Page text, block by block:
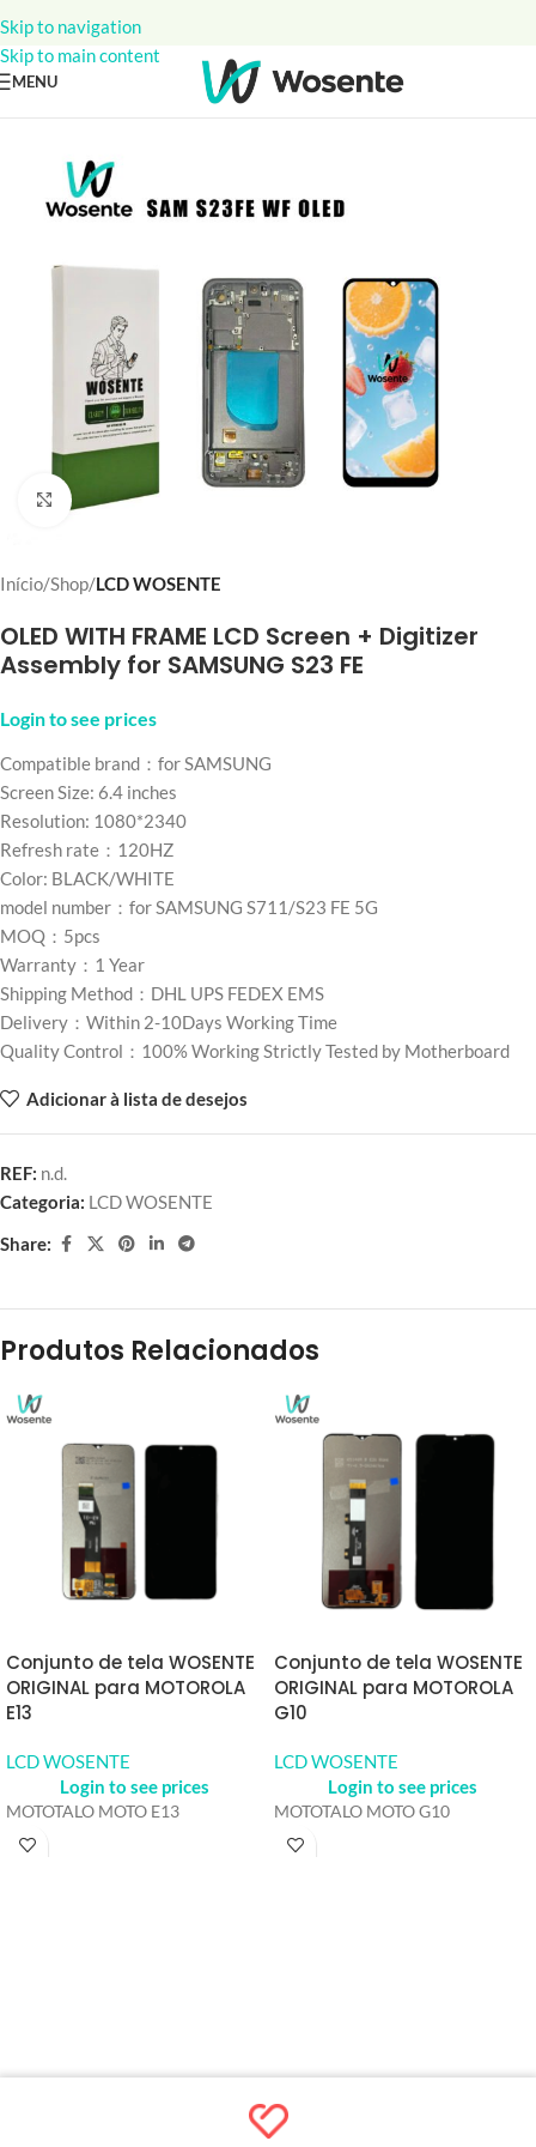
Skip to navigation
Skip to main content
MENU
Click to enlarge
Início Shop LCD WOSENTE
OLED WITH FRAME LCD Screen + Digitizer
Assembly for SAMSUNG S23 FE
Login to see prices
Compatible brand：for SAMSUNG
Screen Size: 6.4 inches
Resolution: 1080*2340
Refresh rate：120HZ
Color: BLACK/WHITE
model number：for SAMSUNG S711/S23 FE 5G
MOQ：5pcs
Warranty：1 Year
Shipping Method：DHL UPS FEDEX EMS
Delivery：Within 2-10Days Working Time
Quality Control：100% Working Strictly Tested by Motherboard
Adicionar à lista de desejos
REF: n.d.
Categoria: LCD WOSENTE
Share:
Produtos Relacionados
Conjunto de tela WOSENTE
ORIGINAL para MOTOROLA
E13
LCD WOSENTE
Login to see prices
MOTOTALO MOTO E13
Conjunto de tela WOSENTE
ORIGINAL para MOTOROLA
G10
LCD WOSENTE
Login to see prices
MOTOTALO MOTO G10